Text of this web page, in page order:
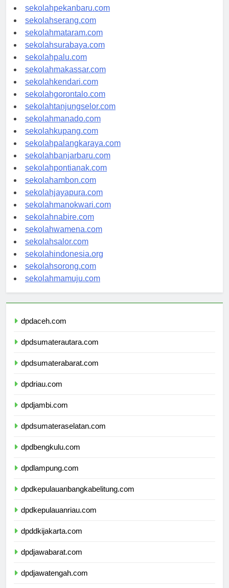
sekolahpadang.com
sekolahpekanbaru.com
sekolahserang.com
sekolahmataram.com
sekolahsurabaya.com
sekolahpalu.com
sekolahmakassar.com
sekolahkendari.com
sekolahgorontalo.com
sekolahtanjungselor.com
sekolahmanado.com
sekolahkupang.com
sekolahpalangkaraya.com
sekolahbanjarbaru.com
sekolahpontianak.com
sekolahambon.com
sekolahjayapura.com
sekolahmanokwari.com
sekolahnabire.com
sekolahwamena.com
sekolahsalor.com
sekolahindonesia.org
sekolahsorong.com